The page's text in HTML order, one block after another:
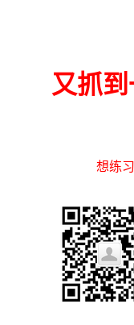
又抓
想练